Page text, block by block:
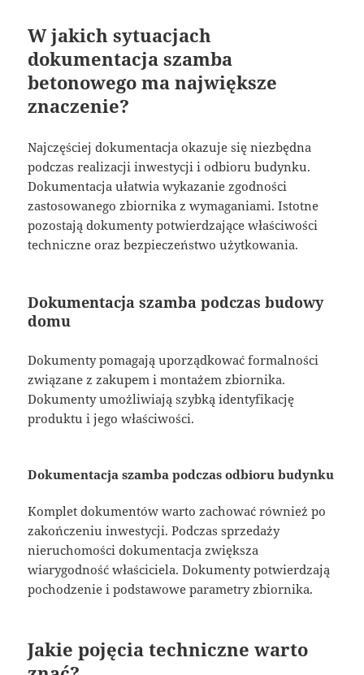
W jakich sytuacjach
dokumentacja szamba
betonowego ma największe
znaczenie?
Najczęściej dokumentacja okazuje się niezbędna
podczas realizacji inwestycji i odbioru budynku.
Dokumentacja ułatwia wykazanie zgodności
zastosowanego zbiornika z wymaganiami. Istotne
pozostają dokumenty potwierdzające właściwości
techniczne oraz bezpieczeństwo użytkowania.
Dokumentacja szamba podczas budowy
domu
Dokumenty pomagają uporządkować formalności
związane z zakupem i montażem zbiornika.
Dokumenty umożliwiają szybką identyfikację
produktu i jego właściwości.
Dokumentacja szamba podczas odbioru budynku
Komplet dokumentów warto zachować również po
zakończeniu inwestycji. Podczas sprzedaży
nieruchomości dokumentacja zwiększa
wiarygodność właściciela. Dokumenty potwierdzają
pochodzenie i podstawowe parametry zbiornika.
Jakie pojęcia techniczne warto